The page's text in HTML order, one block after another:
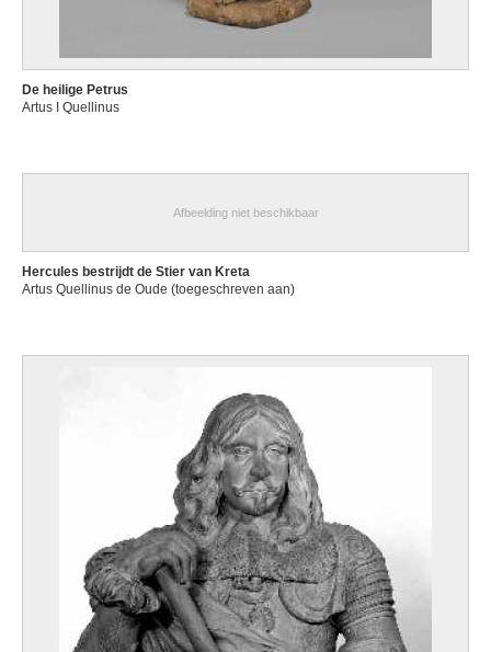
De heilige Petrus
Artus I Quellinus
Afbeelding niet beschikbaar
Hercules bestrijdt de Stier van Kreta
Artus Quellinus de Oude (toegeschreven aan)